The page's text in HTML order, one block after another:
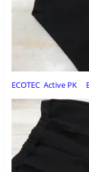
ECOTEC Active PK